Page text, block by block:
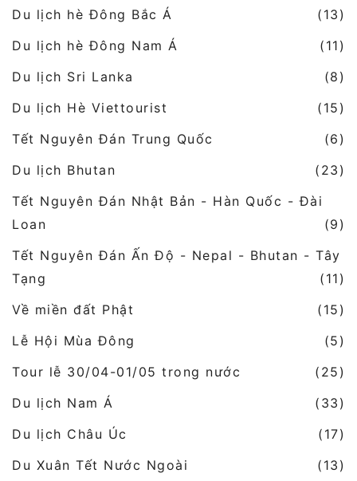
Du lịch hè Đông Bắc Á
(13)
Du lịch hè Đông Nam Á
(11)
Du lịch Sri Lanka
(8)
Du lịch Hè Viettourist
(15)
Tết Nguyên Đán Trung Quốc
(6)
Du lịch Bhutan
(23)
Tết Nguyên Đán Nhật Bản - Hàn Quốc - Đài
Loan
(9)
Tết Nguyên Đán Ấn Độ - Nepal - Bhutan - Tây
Tạng
(11)
Về miền đất Phật
(15)
Lễ Hội Mùa Đông
(5)
Tour lễ 30/04-01/05 trong nước
(25)
Du lịch Nam Á
(33)
Du lịch Châu Úc
(17)
Du Xuân Tết Nước Ngoài
(13)